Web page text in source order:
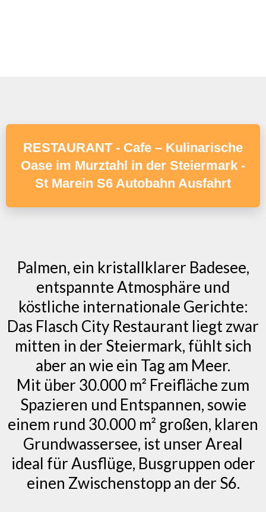
RESTAURANT - Cafe – Kulinarische
Oase im Murztahl in der Steiermark -
St Marein S6 Autobahn Ausfahrt
Palmen, ein kristallklarer Badesee,
entspannte Atmosphäre und
köstliche internationale Gerichte:
Das Flasch City Restaurant liegt zwar
mitten in der Steiermark, fühlt sich
aber an wie ein Tag am Meer.
Mit über 30.000 m² Freifläche zum
Spazieren und Entspannen, sowie
einem rund 30.000 m² großen, klaren
Grundwassersee, ist unser Areal
ideal für Ausflüge, Busgruppen oder
einen Zwischenstopp an der S6.